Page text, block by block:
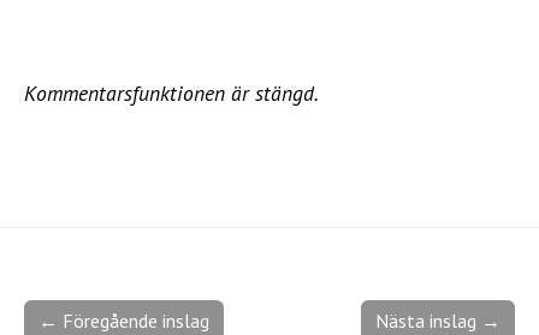
Kommentarsfunktionen är stängd.
Nästa inslag →
← Föregående inslag